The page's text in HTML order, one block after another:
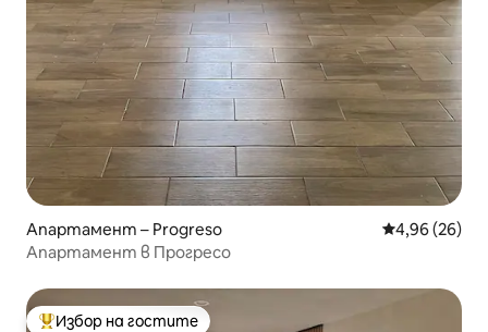
Апартамент – Progreso Средна
4,96 (26)
Апартамент в Прогресо
Избор на гостите